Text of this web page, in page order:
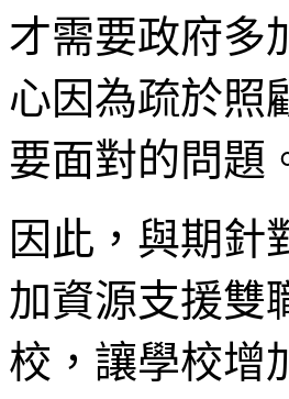
才需要政府多
心因為疏於照
要面對的問題
因此，與期針
加資源支援雙
校，讓學校增